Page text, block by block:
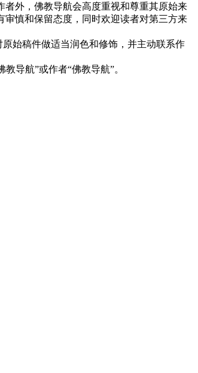
外，佛教导航会高度重视和尊重其原始来
慎和保留态度，同时欢迎读者对第三方来
始稿件做适当润色和修饰，并主动联系作
导航”或作者“佛教导航”。